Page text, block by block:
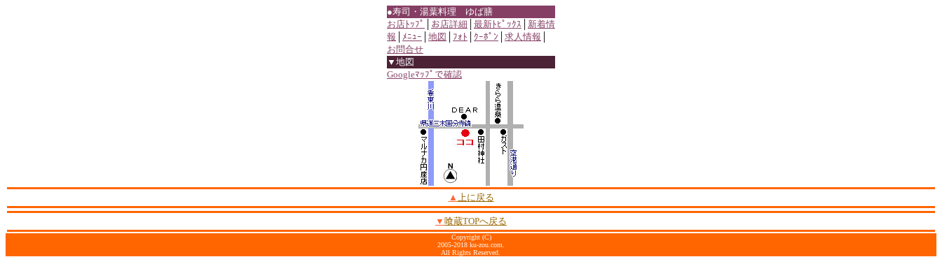
●寿司・湯葉料理 ゆば膳
お店ﾄｯﾌﾟ
お店詳細 最新ﾄﾋﾟｯｸｽ
新着情
報
ﾒﾆｭｰ 地図 ﾌｫﾄ ｸｰﾎﾟﾝ 求人情報
お問合せ
▼地図
Googleﾏｯﾌﾟで確認
▲ 上に戻る
▼ 喰蔵TOPへ戻る
Copyright (C)
2005-2018 ku-zou.com.
All Rights Reserved.